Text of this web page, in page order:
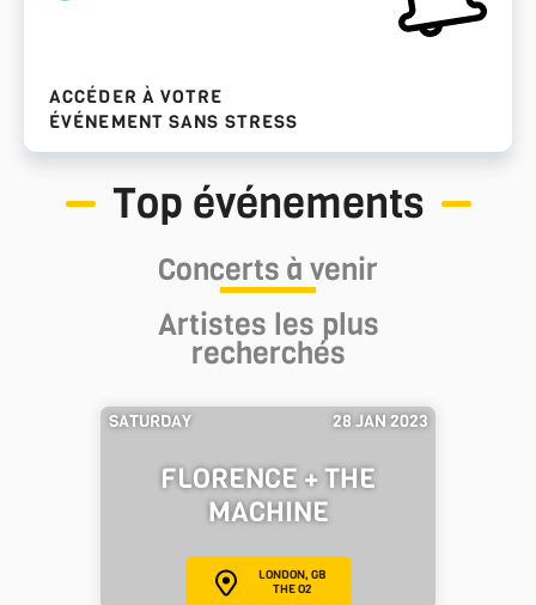
ACCÉDER À VOTRE
ÉVÉNEMENT SANS STRESS
Top événements
Concerts à venir
Artistes les plus
recherchés
SATURDAY 28 JAN 2023
FLORENCE + THE
MACHINE
LONDON, GB
THE O2